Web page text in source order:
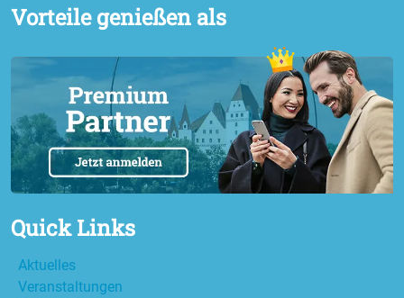
Vorteile genießen als
Quick Links
Aktuelles
Veranstaltungen